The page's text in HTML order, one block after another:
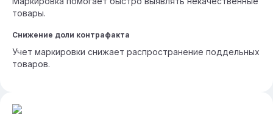
товары.
Снижение доли контрафакта
Учет маркировки снижает распространение поддельных
товаров.